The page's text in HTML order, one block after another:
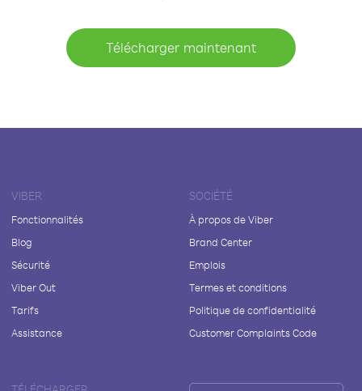
Télécharger maintenant
VIBER
Fonctionnalités
Blog
Sécurité
Viber Out
Tarifs
Assistance
SOCIÉTÉ
À propos de Viber
Brand Center
Emplois
Termes et conditions
Politique de confidentialité
Customer Complaints Code